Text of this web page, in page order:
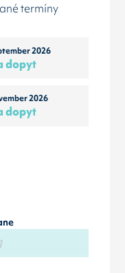
termíny
2026
dopyt
2026
dopyt